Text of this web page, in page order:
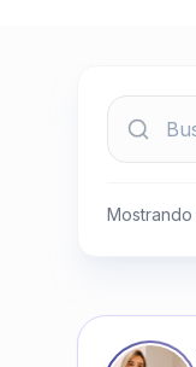
Mostrando